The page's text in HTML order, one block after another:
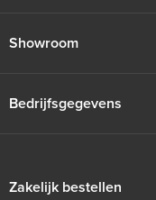
Showroom
Bedrijfsgegevens
Zakelijk bestellen